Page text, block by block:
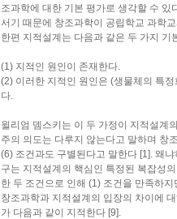
조과학에 대한 기본 평가로 생각할 수
서기 때문에 창조과학이 공립학교 과학
한편 지적설계는 다음과 같은 두 가지 기
(1) 지적인 원인이 존재한다.
(2) 이러한 지적인 원인은 (생물체의 특
다.
윌리엄 뎀스키는 이 두 가정이 지적설계
주의 의도는 다루지 않는다고 말하며 창
(6) 조건과도 구별된다고 말한다 [1]. 왜
구는 지적설계의 핵심인 특정된 복잡성
한 두 조건으로 인해 (1) 조건을 만족하
창조과학과 지적설계의 입장의 차이에
가 다음과 같이 지적한다 [9].